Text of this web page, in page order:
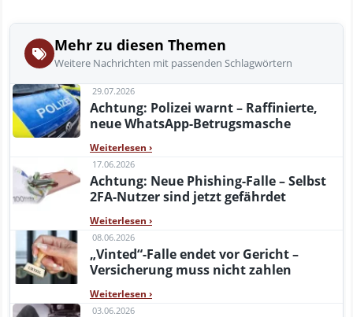
Mehr zu diesen Themen
Weitere Nachrichten mit passenden Schlagwörtern
29.07.2026
Achtung: Polizei warnt – Raffinierte,
neue WhatsApp-Betrugsmasche
Weiterlesen ›
17.06.2026
Achtung: Neue Phishing-Falle – Selbst
2FA-Nutzer sind jetzt gefährdet
Weiterlesen ›
08.06.2026
„Vinted“-Falle endet vor Gericht –
Versicherung muss nicht zahlen
Weiterlesen ›
03.06.2026